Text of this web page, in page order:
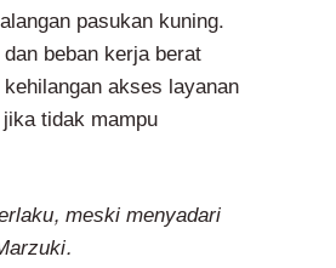
pasukan kuning.
beban kerja berat
akses layanan
tidak mampu
meski menyadari